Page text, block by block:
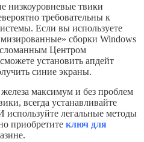
низкоуровневые твики
требовательны к
Если вы используете
сборки Windows
сломанным Центром
установить апдейт
синие экраны.
максимум и без проблем
всегда устанавливайте
используйте легальные методы
приобретите ключ для